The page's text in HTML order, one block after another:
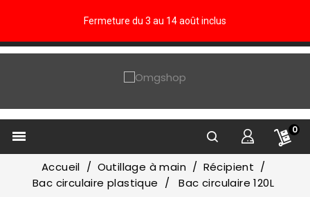
Fermeture du 3 au 14 août inclus
 0
Accueil Outillage à main
Récipient
Bac circulaire plastique
Bac circulaire 120L